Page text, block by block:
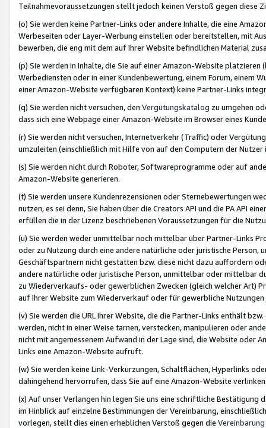
Teilnahmevoraussetzungen stellt jedoch keinen Verstoß gegen diese
(o) Sie werden keine Partner-Links oder andere Inhalte, die eine
Werbeseiten oder Layer-Werbung einstellen oder bereitstellen, mit
bewerben, die eng mit dem auf Ihrer Website befindlichen Material
(p) Sie werden in Inhalte, die Sie auf einer Amazon-Website
Werbediensten oder in einer Kundenbewertung, einem Forum, einem
einer Amazon-Website verfügbaren Kontext) keine Partner-Links
(q) Sie werden nicht versuchen, den Vergütungskatalog zu umgehen
dass sich eine Webpage einer Amazon-Website im Browser eines
(r) Sie werden nicht versuchen, Internetverkehr (Traffic) oder
umzuleiten (einschließlich mit Hilfe von auf den Computern der
(s) Sie werden nicht durch Roboter, Softwareprogramme oder auf
Amazon-Website generieren.
(t) Sie werden unsere Kundenrezensionen oder Sternebewertungen
nutzen, es sei denn, Sie haben über die Creators API und die PA API
erfüllen die in der Lizenz beschriebenen Voraussetzungen für die
(u) Sie werden weder unmittelbar noch mittelbar über Partner-Links
oder zu Nutzung durch eine andere natürliche oder juristische
Geschäftspartnern nicht gestatten bzw. diese nicht dazu auffordern
andere natürliche oder juristische Person, unmittelbar oder mittelbar
zu Wiederverkaufs- oder gewerblichen Zwecken (gleich welcher Art)
auf Ihrer Website zum Wiederverkauf oder für gewerbliche
(v) Sie werden die URL Ihrer Website, die die Partner-Links enthält
werden, nicht in einer Weise tarnen, verstecken, manipulieren oder
nicht mit angemessenem Aufwand in der Lage sind, die Website oder
Links eine Amazon-Website aufruft.
(w) Sie werden keine Link-Verkürzungen, Schaltflächen, Hyperlinks
dahingehend hervorrufen, dass Sie auf eine Amazon-Website
(x) Auf unser Verlangen hin legen Sie uns eine schriftliche
im Hinblick auf einzelne Bestimmungen der Vereinbarung,
vorlegen, stellt dies einen erheblichen Verstoß gegen die Vereinbarung